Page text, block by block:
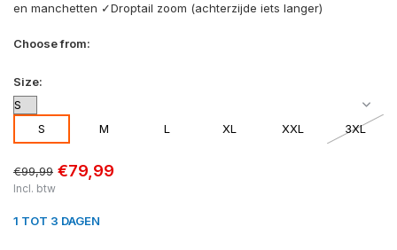
en manchetten ✓Droptail zoom (achterzijde iets langer)
Choose from:
Size:
S M L XL XXL 3XL
€99,99 €79,99
Incl. btw
1 TOT 3 DAGEN